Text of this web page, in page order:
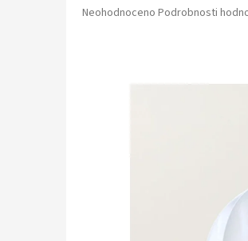
Průměrné
Neohodnoceno Podrobnosti